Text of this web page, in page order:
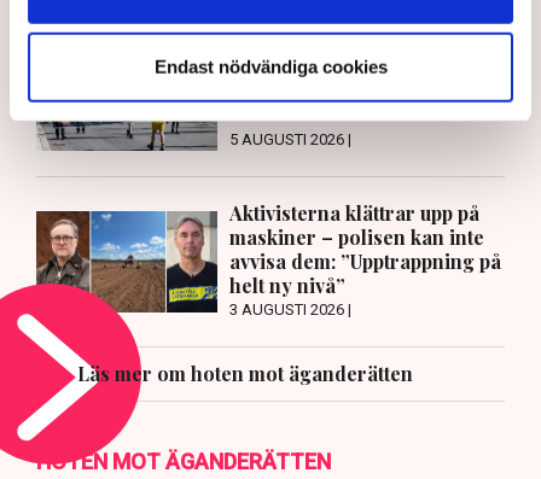
Endast nödvändiga cookies
LÄS ÄVEN
Ledare: Polisen måste kunna
stoppa sabotagen
5 AUGUSTI 2026 |
Aktivisterna klättrar upp på
maskiner – polisen kan inte
avvisa dem: ”Upptrappning på
helt ny nivå”
3 AUGUSTI 2026 |
Läs mer om hoten mot äganderätten
HOTEN MOT ÄGANDERÄTTEN